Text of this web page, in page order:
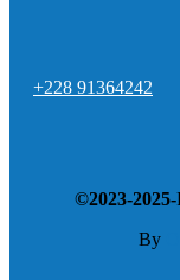
+228 91364242
©2023-2025-
By